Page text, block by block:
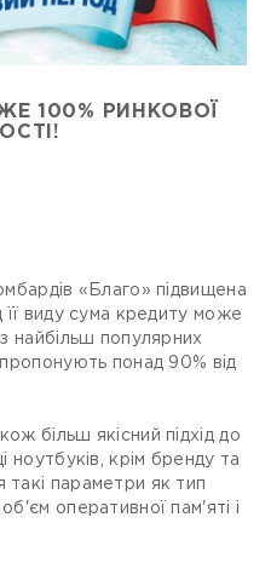
100% РИНКОВОЇ
«Благо» підвищена
її виду сума кредиту може
найбільш популярних
понад 90% від
більш якісний підхід до
ноутбуків, крім бренду та
такі параметри як тип
оперативної пам'яті і